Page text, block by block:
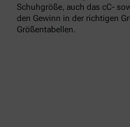
Schuhgröße, auch das cC-
den Gewinn in der richtigen
Größentabellen.